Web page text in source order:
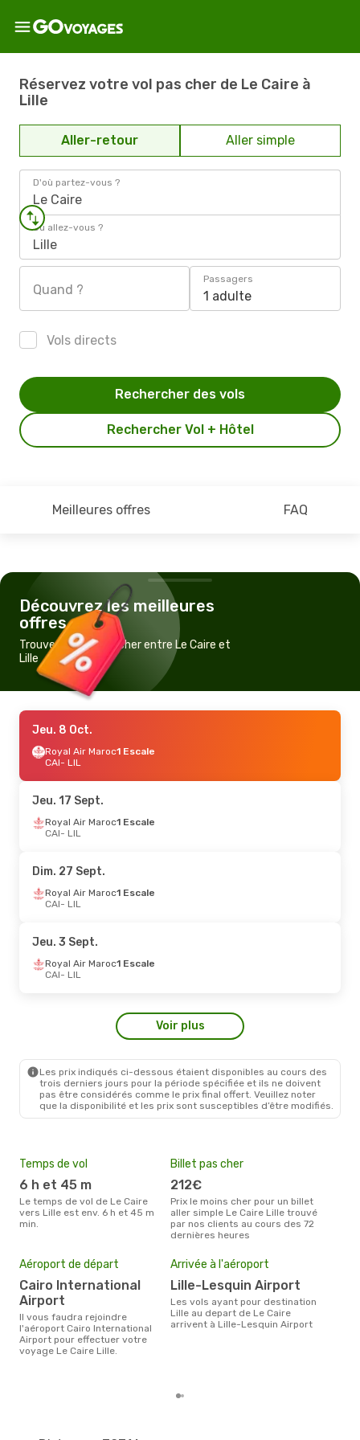
Réservez votre vol pas cher de Le Caire à
Lille
Aller-retour Aller simple
D'où partez-vous ?
Le Caire
Où allez-vous ?
Lille
Quand ?
Passagers
1 adulte
Vols directs
Rechercher Vol + Hôtel
Rechercher des vols
Meilleures offres FAQ
Découvrez les meilleures
offres
Trouvez un vol pas cher entre Le Caire et
Lille
Jeu. 8 Oct.
Royal Air Maroc1 Escale
CAI- LIL
Jeu. 17 Sept.
Royal Air Maroc1 Escale
CAI- LIL
Dim. 27 Sept.
Royal Air Maroc1 Escale
CAI- LIL
Jeu. 3 Sept.
Royal Air Maroc1 Escale
CAI- LIL
Voir plus
Les prix indiqués ci-dessous étaient disponibles au cours des
trois derniers jours pour la période spécifiée et ils ne doivent
pas être considérés comme le prix final offert. Veuillez noter
que la disponibilité et les prix sont susceptibles d’être modifiés.
Temps de vol
6 h et 45 m
Le temps de vol de Le Caire
vers Lille est env. 6 h et 45 m
min.
Billet pas cher
212€
Prix le moins cher pour un billet
aller simple Le Caire Lille trouvé
par nos clients au cours des 72
dernières heures
Aéroport de départ
Cairo International
Airport
Il vous faudra rejoindre
l'aéroport Cairo International
Airport pour effectuer votre
voyage Le Caire Lille.
Arrivée à l'aéroport
Lille-Lesquin Airport
Les vols ayant pour destination
Lille au depart de Le Caire
arrivent à Lille-Lesquin Airport